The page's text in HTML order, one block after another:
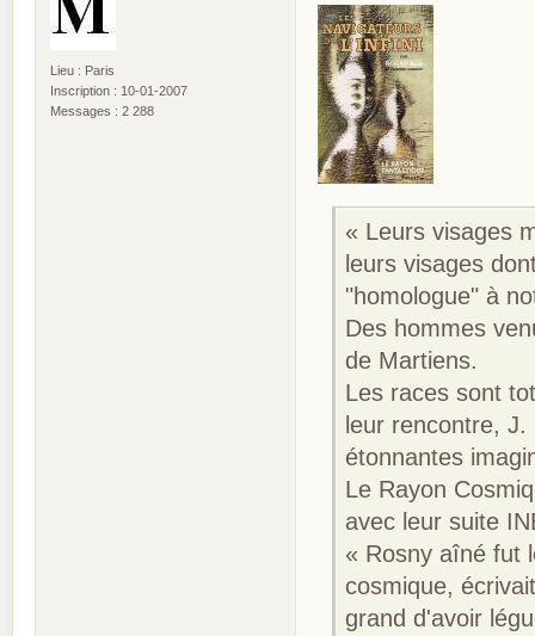
Lieu : Paris
Inscription : 10-01-2007
Messages : 2 288
« Leurs visages
leurs visages
"homologue" à
Des hommes
de Martiens.
Les races sont
leur rencontre,
étonnantes
Le Rayon
avec leur suite
« Rosny aîné fut
cosmique,
grand d'avoir